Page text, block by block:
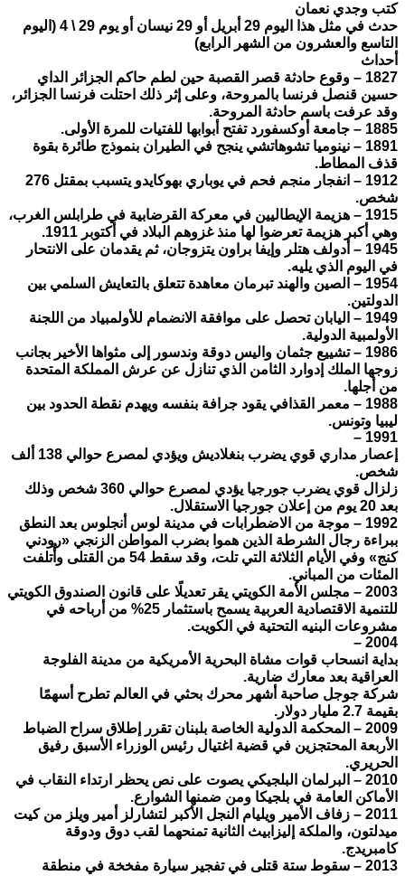
كتب وجدي نعمان
حدث في مثل هذا اليوم 29 أبريل أو 29 نيسان أو يوم 29 \ 4 (اليوم
التاسع والعشرون من الشهر الرابع)
أحداث
1827 – وقوع حادثة قصر القصبة حين لطم حاكم الجزائر الداي
حسين قنصل فرنسا بالمروحة، وعلى إثر ذلك احتلت فرنسا الجزائر،
وقد عرفت باسم حادثة المروحة.
1885 – جامعة أوكسفورد تفتح أبوابها للفتيات للمرة الأولى.
1891 – نينوميا تشوهاتشي ينجح في الطيران بنموذج طائرة بقوة
قذف المطاط.
1912 – انفجار منجم فحم في يوباري بهوكايدو يتسبب بمقتل 276
شخص.
1915 – هزيمة الإيطاليين في معركة القرضابية في طرابلس الغرب،
وهي أكبر هزيمة تعرضوا لها منذ غزوهم البلاد في أكتوبر 1911.
1945 – أدولف هتلر وإيفا براون يتزوجان، ثم يقدمان على الانتحار
في اليوم الذي يليه.
1954 – الصين والهند تبرمان معاهدة تتعلق بالتعايش السلمي بين
الدولتين.
1949 – اليابان تحصل على موافقة الانضمام للأولمبياد من اللجنة
الأولمبية الدولية.
1986 – تشييع جثمان واليس دوقة وندسور إلى مثواها الأخير بجانب
زوجها الملك إدوارد الثامن الذي تنازل عن عرش المملكة المتحدة
من أجلها.
1988 – معمر القذافي يقود جرافة بنفسه ويهدم نقطة الحدود بين
ليبيا وتونس.
1991 –
إعصار مداري قوي يضرب بنغلاديش ويؤدي لمصرع حوالي 138 ألف
شخص.
زلزال قوي يضرب جورجيا يؤدي لمصرع حوالي 360 شخص وذلك
بعد 20 يوم من إعلان جورجيا الاستقلال.
1992 – موجة من الاضطرابات في مدينة لوس أنجلوس بعد النطق
ببراءة رجال الشرطة الذين هموا بضرب المواطن الزنجي «رودني
كنج» وفي الأيام الثلاثة التي تلت، وقد سقط 54 من القتلى وأُتلفت
المئات من المباني.
2003 – مجلس الأمة الكويتي يقر تعديلًا على قانون الصندوق الكويتي
للتنمية الاقتصادية العربية يسمح باستثمار 25% من أرباحه في
مشروعات البنيه التحتية في الكويت.
2004 –
بداية انسحاب قوات مشاة البحرية الأمريكية من مدينة الفلوجة
العراقية بعد معارك ضارية.
شركة جوجل صاحبة أشهر محرك بحثي في العالم تطرح أسهمًا
بقيمة 2.7 مليار دولار.
2009 – المحكمة الدولية الخاصة بلبنان تقرر إطلاق سراح الضباط
الأربعة المحتجزين في قضية اغتيال رئيس الوزراء الأسبق رفيق
الحريري.
2010 – البرلمان البلجيكي يصوت على نص يحظر ارتداء النقاب في
الأماكن العامة في بلجيكا ومن ضمنها الشوارع.
2011 – زفاف الأمير ويليام النجل الأكبر لتشارلز أمير ويلز من كيت
ميدلتون، والملكة إليزابيث الثانية تمنحهما لقب دوق ودوقة
كامبريدج.
2013 – سقوط ستة قتلى في تفجير سيارة مفخخة في منطقة